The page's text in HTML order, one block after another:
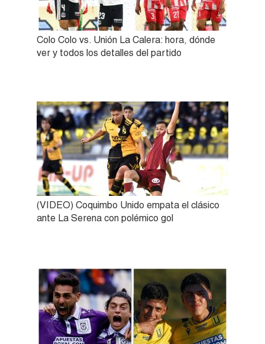
Colo Colo vs. Unión La Calera: hora, dónde
ver y todos los detalles del partido
(VIDEO) Coquimbo Unido empata el clásico
ante La Serena con polémico gol